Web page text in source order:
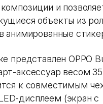
и
объекты из
анимированные
представлен OPPO
аксессуар весом
к совместимым
дисплеем (экран с